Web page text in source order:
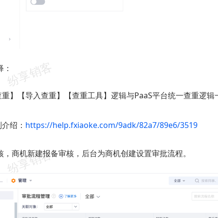
】【导入查重】【查重工具】逻辑与PaaS平台统一查重逻
绍： https://help.fxiaoke.com/9adk/82a7/89e6/3519
，商机新建报备审核，后台为商机创建设置审批流程。